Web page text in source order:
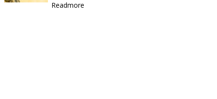
Readmore